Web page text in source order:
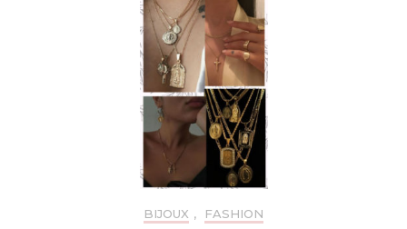
BIJOUX , FASHION